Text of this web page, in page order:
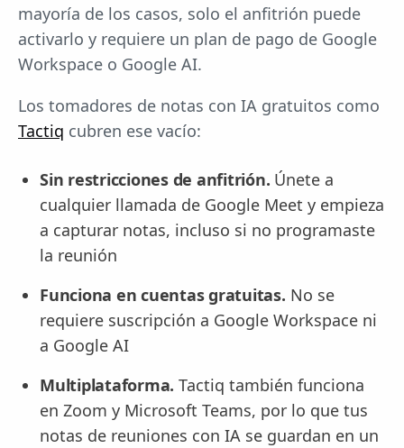
mayoría de los casos, solo el anfitrión puede
activarlo y requiere un plan de pago de Google
Workspace o Google AI.
Los tomadores de notas con IA gratuitos como
Tactiq cubren ese vacío:
Sin restricciones de anfitrión. Únete a
cualquier llamada de Google Meet y empieza
a capturar notas, incluso si no programaste
la reunión
Funciona en cuentas gratuitas. No se
requiere suscripción a Google Workspace ni
a Google AI
Multiplataforma. Tactiq también funciona
en Zoom y Microsoft Teams, por lo que tus
notas de reuniones con IA se guardan en un